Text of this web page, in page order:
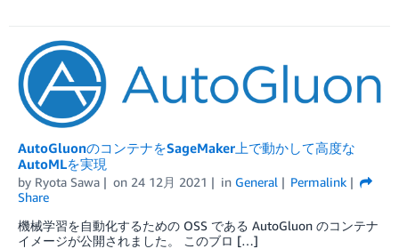
AutoGluonのコンテナをSageMaker上で動かして高度な
AutoMLを実現
by Ryota Sawa on 24 12月 2021 in General
Permalink
Share
機械学習を自動化するための OSS である AutoGluon のコンテナ
イメージが公開されました。 このブロ […]